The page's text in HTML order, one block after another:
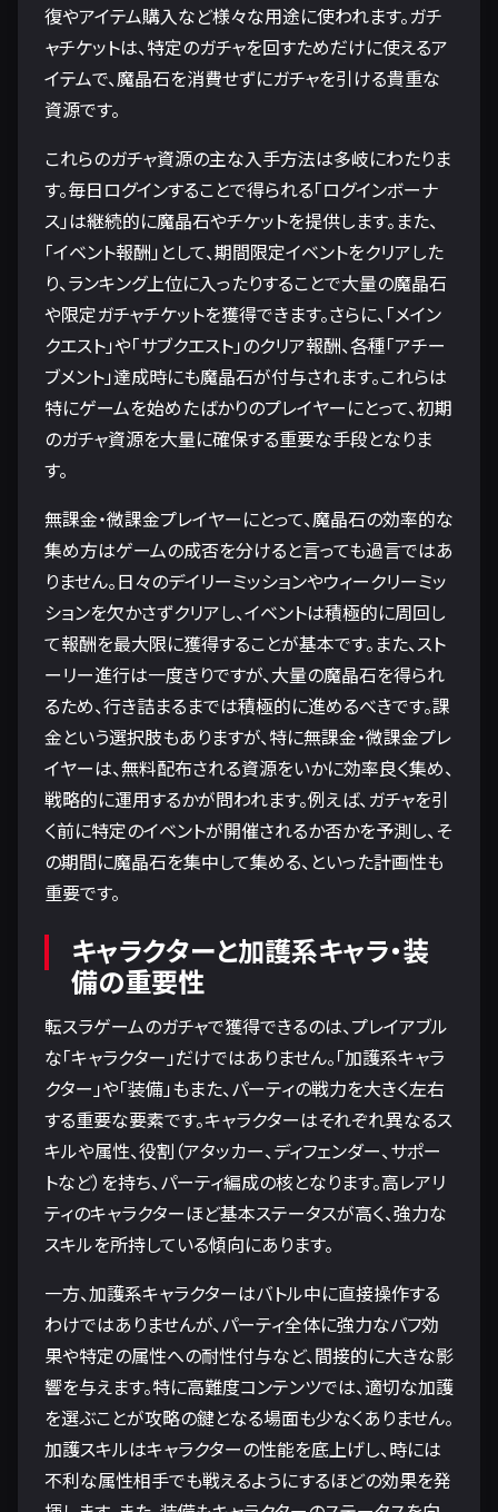
復やアイテム購入など様々な用途に使われます。ガチ
ャチケットは、特定のガチャを回すためだけに使えるア
イテムで、魔晶石を消費せずにガチャを引ける貴重な
資源です。
これらのガチャ資源の主な入手方法は多岐にわたりま
す。毎日ログインすることで得られる「ログインボーナ
ス」は継続的に魔晶石やチケットを提供します。また、
「イベント報酬」として、期間限定イベントをクリアした
り、ランキング上位に入ったりすることで大量の魔晶石
や限定ガチャチケットを獲得できます。さらに、「メイン
クエスト」や「サブクエスト」のクリア報酬、各種「アチー
ブメント」達成時にも魔晶石が付与されます。これらは
特にゲームを始めたばかりのプレイヤーにとって、初期
のガチャ資源を大量に確保する重要な手段となりま
す。
無課金・微課金プレイヤーにとって、魔晶石の効率的な
集め方はゲームの成否を分けると言っても過言ではあ
りません。日々のデイリーミッションやウィークリーミッ
ションを欠かさずクリアし、イベントは積極的に周回し
て報酬を最大限に獲得することが基本です。また、スト
ーリー進行は一度きりですが、大量の魔晶石を得られ
るため、行き詰まるまでは積極的に進めるべきです。課
金という選択肢もありますが、特に無課金・微課金プレ
イヤーは、無料配布される資源をいかに効率良く集め、
戦略的に運用するかが問われます。例えば、ガチャを引
く前に特定のイベントが開催されるか否かを予測し、そ
の期間に魔晶石を集中して集める、といった計画性も
重要です。
キャラクターと加護系キャラ・装
備の重要性
転スラゲームのガチャで獲得できるのは、プレイアブル
な「キャラクター」だけではありません。「加護系キャラ
クター」や「装備」もまた、パーティの戦力を大きく左右
する重要な要素です。キャラクターはそれぞれ異なるス
キルや属性、役割（アタッカー、ディフェンダー、サポー
トなど）を持ち、パーティ編成の核となります。高レアリ
ティのキャラクターほど基本ステータスが高く、強力な
スキルを所持している傾向にあります。
一方、加護系キャラクターはバトル中に直接操作する
わけではありませんが、パーティ全体に強力なバフ効
果や特定の属性への耐性付与など、間接的に大きな影
響を与えます。特に高難度コンテンツでは、適切な加護
を選ぶことが攻略の鍵となる場面も少なくありません。
加護スキルはキャラクターの性能を底上げし、時には
不利な属性相手でも戦えるようにするほどの効果を発